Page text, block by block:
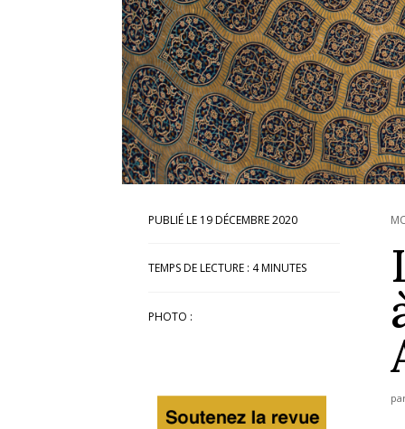
19 DÉCEMBRE 2020
TEMPS DE LECTURE : 4MINUTES
PHOTO :